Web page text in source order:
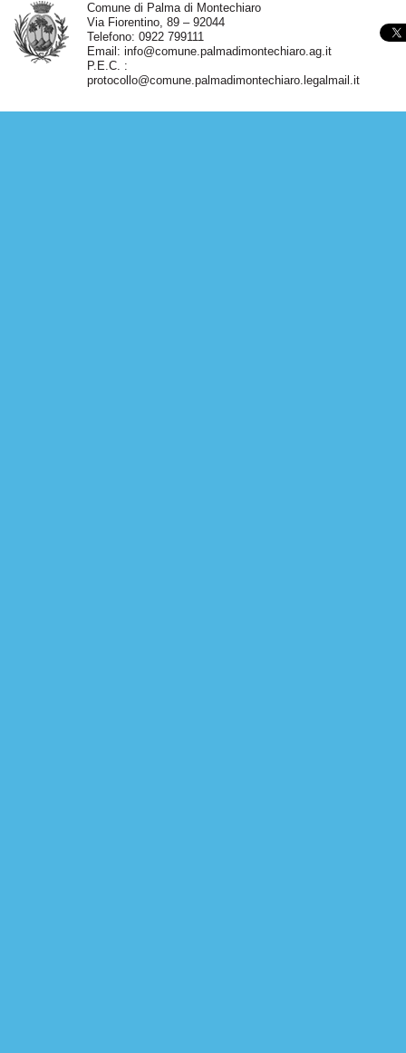
Comune di Palma di Montechiaro
Via Fiorentino, 89 – 92044
Telefono: 0922 799111
Email: info@comune.palmadimontechiaro.ag.it
P.E.C. :
protocollo@comune.palmadimontechiaro.legalmail.it